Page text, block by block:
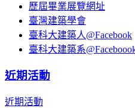
歷屆畢業展覽網址
臺灣建築學會
臺科大建築人@Facebook
臺科大建築系
近期活動
近期活動